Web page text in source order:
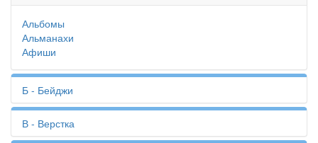
Альбомы
Альманахи
Афиши
Б - Бейджи
Бейджи
Биговка
В - Верстка